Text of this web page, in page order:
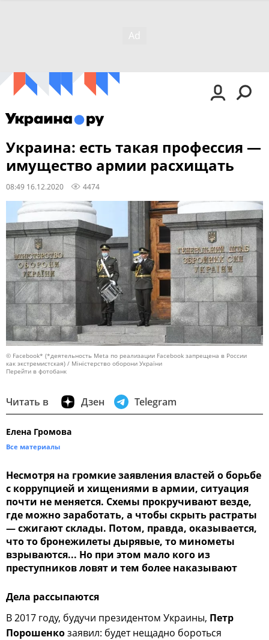
Украина: есть такая профессия —
имущество армии расхищать
08:49 16.12.2020 4474
© Facebook* (*деятельность Meta по реализации Facebook запрещена в России
как экстремистская) / Міністерство оборони України
Перейти в фотобанк
Читать в Дзен Telegram
Елена Громова
Все материалы
Несмотря на громкие заявления властей о борьбе
с коррупцией и хищениями в армии, ситуация
почти не меняется. Схемы прокручивают везде,
где можно заработать, а чтобы скрыть растраты
— сжигают склады. Потом, правда, оказывается,
что то бронежилеты дырявые, то минометы
взрываются... Но при этом мало кого из
преступников ловят и тем более наказывают
Дела рассыпаются
В 2017 году, будучи президентом Украины, Петр
Порошенкозаявил: будет нещадно бороться